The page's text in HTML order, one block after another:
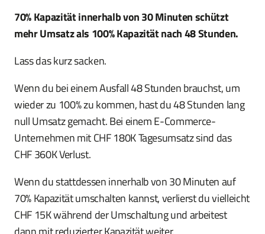
70% Kapazität innerhalb von 30 Minuten schützt
mehr Umsatz als 100% Kapazität nach 48 Stunden.
Lass das kurz sacken.
Wenn du bei einem Ausfall 48 Stunden brauchst, um
wieder zu 100% zu kommen, hast du 48 Stunden lang
null Umsatz gemacht. Bei einem E-Commerce-
Unternehmen mit CHF 180K Tagesumsatz sind das
CHF 360K Verlust.
Wenn du stattdessen innerhalb von 30 Minuten auf
70% Kapazität umschalten kannst, verlierst du vielleicht
CHF 15K während der Umschaltung und arbeitest